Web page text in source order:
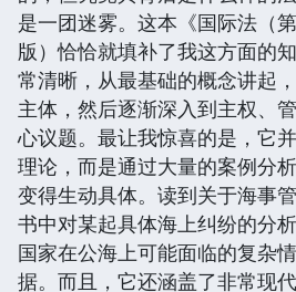
是一团迷雾。这本《国际法（
版）恰恰就填补了我这方面的
常清晰，从最基础的概念讲起
主体，然后逐渐深入到主权、
心议题。最让我惊喜的是，它
理论，而是通过大量的案例分
变得生动具体。读到关于海事
书中对某起具体海上纠纷的分
国家在公海上可能面临的复杂
据。而且，它还涵盖了非常现